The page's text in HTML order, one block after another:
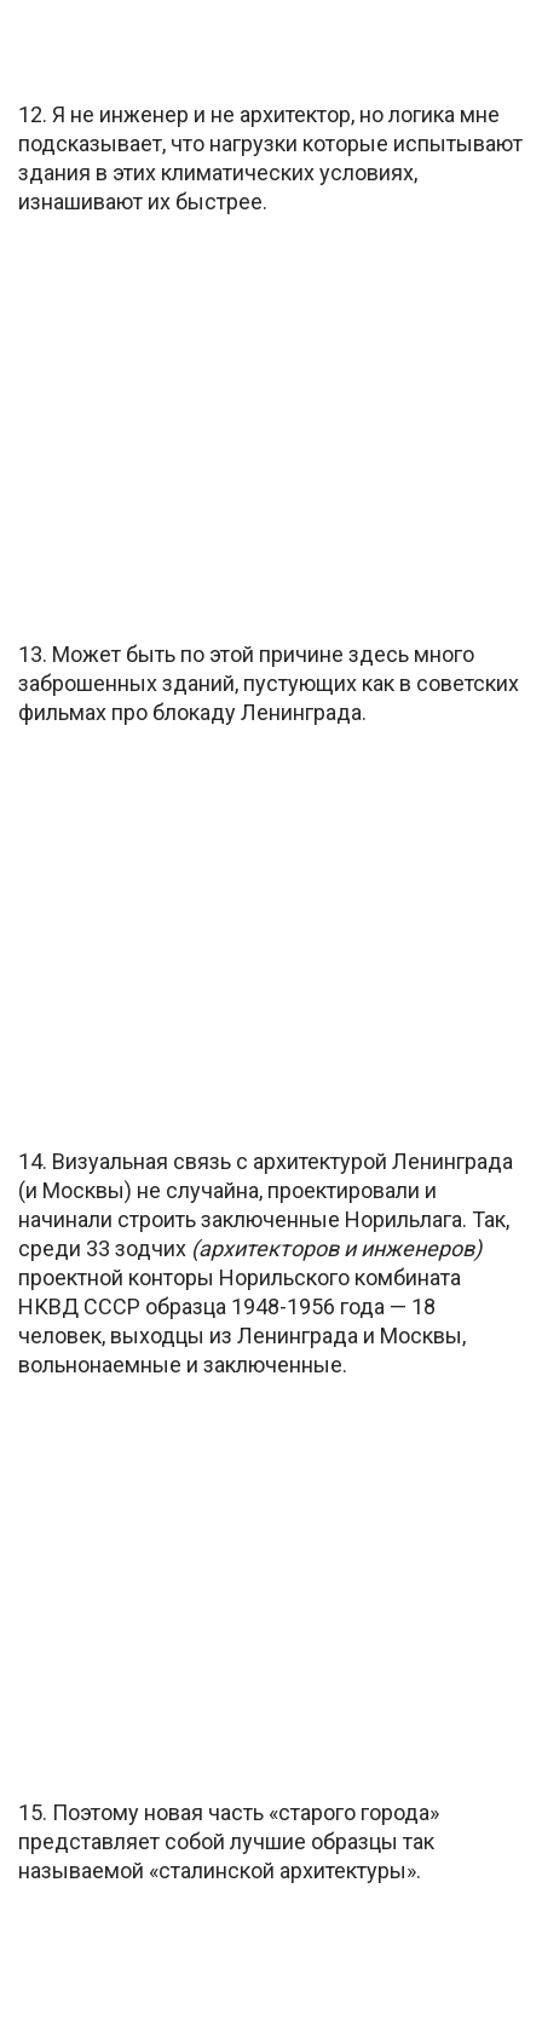
12. Я не инженер и не архитектор, но логика мне
подсказывает, что нагрузки которые испытывают
здания в этих климатических условиях,
изнашивают их быстрее.
13. Может быть по этой причине здесь много
заброшенных зданий, пустующих как в советских
фильмах про блокаду Ленинграда.
14. Визуальная связь с архитектурой Ленинграда
(и Москвы) не случайна, проектировали и
начинали строить заключенные Норильлага. Так,
среди 33 зодчих (архитекторов и инженеров)
проектной конторы Норильского комбината
НКВД СССР образца 1948-1956 года — 18
человек, выходцы из Ленинграда и Москвы,
вольнонаемные и заключенные.
15. Поэтому новая часть «старого города»
представляет собой лучшие образцы так
называемой «сталинской архитектуры».